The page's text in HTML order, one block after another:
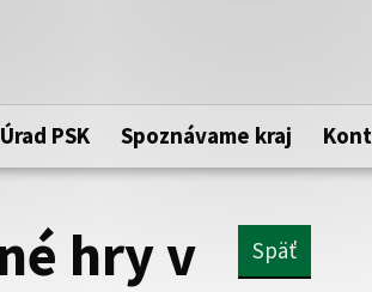
kraja.
Táto stránka je
zabezpečenú webovú
https:// pred názvom
Úrad PSK Spoznávame kraj
hry v
Späť